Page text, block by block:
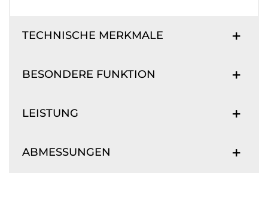
TECHNISCHE MERKMALE
BESONDERE FUNKTION
LEISTUNG
ABMESSUNGEN